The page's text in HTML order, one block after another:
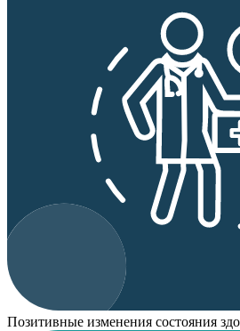
Позитивные изменения состояния